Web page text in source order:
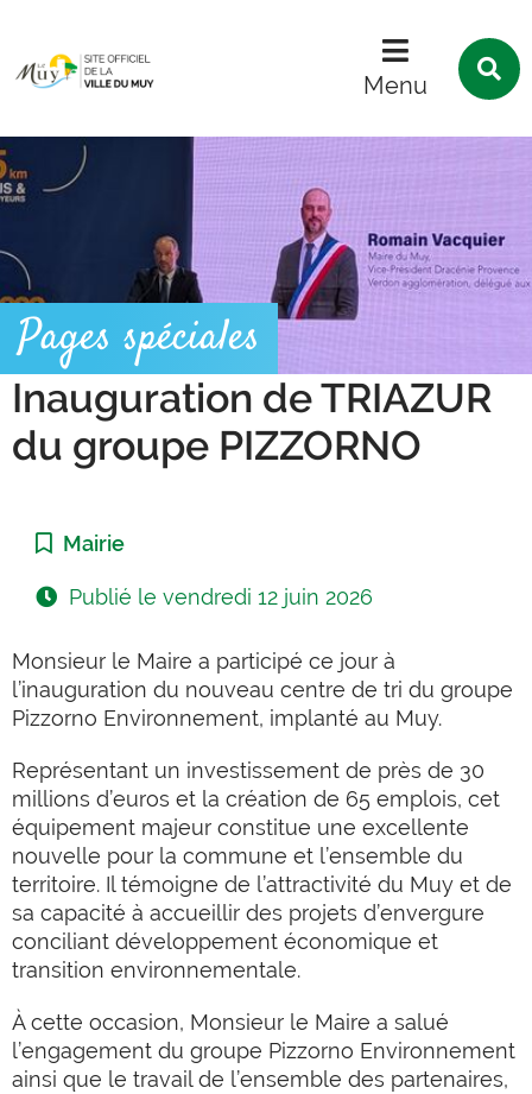
Menu
Pages spéciales
Inauguration de TRIAZUR
du groupe PIZZORNO
Catégorie :
Mairie
Publié le vendredi 12 juin 2026
Monsieur le Maire a participé ce jour à
l’inauguration du nouveau centre de tri du groupe
Pizzorno Environnement, implanté au Muy.
Représentant un investissement de près de 30
millions d’euros et la création de 65 emplois, cet
équipement majeur constitue une excellente
nouvelle pour la commune et l’ensemble du
territoire. Il témoigne de l’attractivité du Muy et de
sa capacité à accueillir des projets d’envergure
conciliant développement économique et
transition environnementale.
À cette occasion, Monsieur le Maire a salué
l’engagement du groupe Pizzorno Environnement
ainsi que le travail de l’ensemble des partenaires,